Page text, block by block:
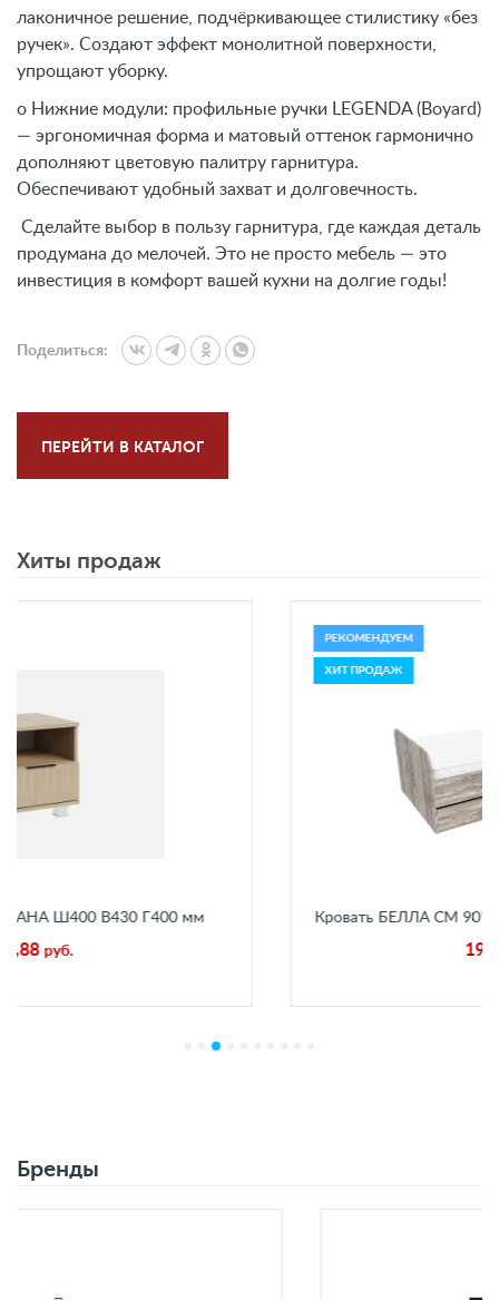
лаконичное решение, подчёркивающее стилистику «без
ручек». Создают эффект монолитной поверхности,
упрощают уборку.
o Нижние модули: профильные ручки LEGENDA (Boyard)
— эргономичная форма и матовый оттенок гармонично
дополняют цветовую палитру гарнитура.
Обеспечивают удобный захват и долговечность.
Сделайте выбор в пользу гарнитура, где каждая деталь
продумана до мелочей. Это не просто мебель — это
инвестиция в комфорт вашей кухни на долгие годы!
Поделиться:
ПЕРЕЙТИ В КАТАЛОГ
Хиты продаж
В430 Г400 мм
Кровать БЕЛЛА СМ 90*200 Ш2032
руб.
Бренды